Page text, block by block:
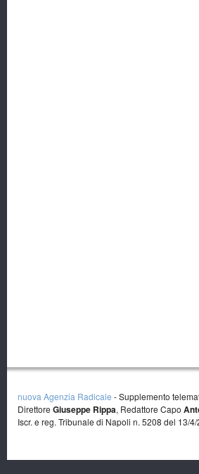
nuova Agenzia Radicale - Supplemento
Direttore Giuseppe Rippa, Redattore Capo
Iscr. e reg. Tribunale di Napoli n. 5208 del 13/